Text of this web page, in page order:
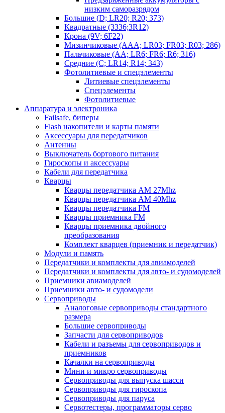
низким саморазрядом
Большие (D; LR20; R20; 373)
Квадратные (3336;3R12)
Крона (9V; 6F22)
Мизинчиковые (AAA; LR03; FR03; R03; 286)
Пальчиковые (AA; LR6; FR6; R6; 316)
Средние (C; LR14; R14; 343)
Фотолитиевые и спецэлементы
Литиевые спецэлементы
Спецэлементы
Фотолитиевые
Аппаратура и электроника
Failsafe, биперы
Flash накопители и карты памяти
Аксессуары для передатчиков
Антенны
Выключатель бортового питания
Гироскопы и аксессуары
Кабели для передатчика
Кварцы
Кварцы передатчика AM 27Mhz
Кварцы передатчика AM 40Mhz
Кварцы передатчика FM
Кварцы приемника FM
Кварцы приемника двойного
преобразования
Комплект кварцев (приемник и передатчик)
Модули и память
Передатчики и комплекты для авиамоделей
Передатчики и комплекты для авто- и судомоделей
Приемники авиамоделей
Приемники авто- и судомодели
Сервоприводы
Аналоговые сервоприводы стандартного
размера
Большие сервоприводы
Запчасти для сервоприводов
Кабели и разъемы для сервоприводов и
приемников
Качалки на сервоприводы
Мини и микро сервоприводы
Сервоприводы для выпуска шасси
Сервоприводы для гироскопа
Сервоприводы для паруса
Сервотестеры, программаторы серво